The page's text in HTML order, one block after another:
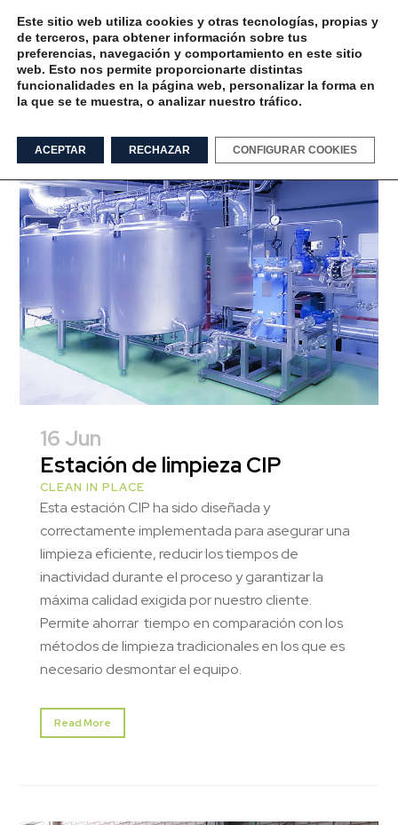
Eficiencia en la limpieza Tag
16 Jun
Estación de limpieza CIP
CLEAN IN PLACE
Esta estación CIP ha sido diseñada y
correctamente implementada para asegurar una
limpieza eficiente, reducir los tiempos de
inactividad durante el proceso y garantizar la
máxima calidad exigida por nuestro cliente.
Permite ahorrar tiempo en comparación con los
métodos de limpieza tradicionales en los que es
necesario desmontar el equipo.
Read More
Este sitio web utiliza cookies y otras tecnologías, propias y
de terceros, para obtener información sobre tus
preferencias, navegación y comportamiento en este sitio
web. Esto nos permite proporcionarte distintas
funcionalidades en la página web, personalizar la forma en
la que se te muestra, o analizar nuestro tráfico.
ACEPTAR RECHAZAR CONFIGURAR COOKIES